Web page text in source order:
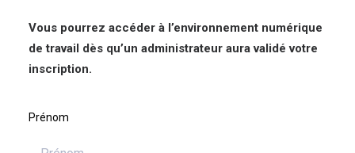
Congrès Français de TIP
Contact
Vous pourrez accéder à l’environnement numérique
de travail dès qu’un administrateur aura validé votre
inscription.
Prénom